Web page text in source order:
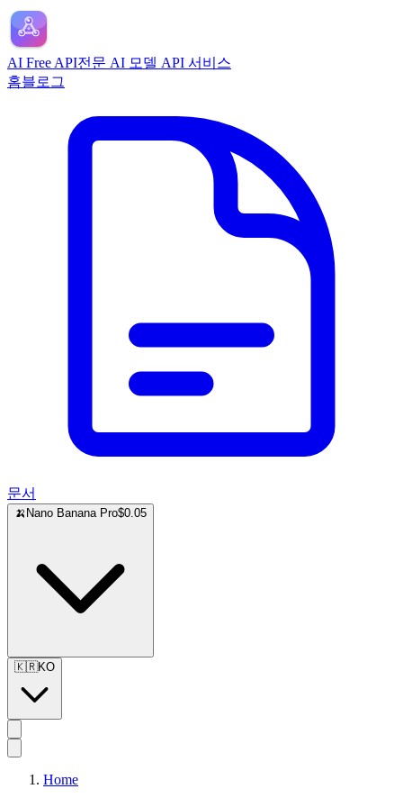
AI Free API전문 AI 모델 API 서비스
홈블로그
문서
🍌 Nano Banana Pro$0.05
🇰🇷KO
Home